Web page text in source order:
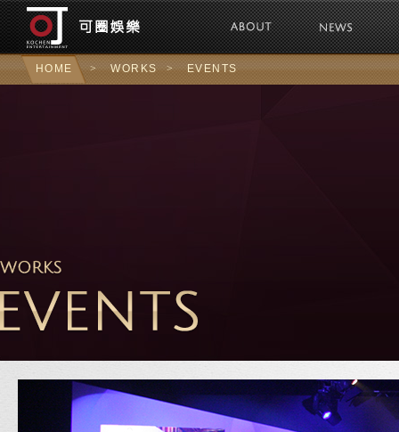
可圈娛樂
HOME > WORKS > EVENTS